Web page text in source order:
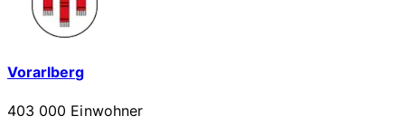
Vorarlberg
403 000 Einwohner